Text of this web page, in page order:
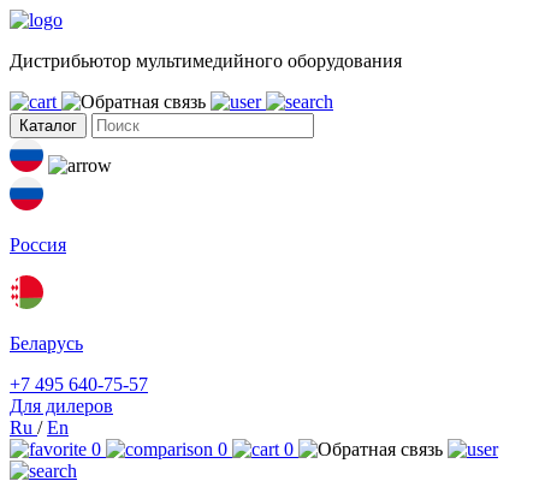
Дистрибьютор мультимедийного оборудования
Каталог
Россия
Беларусь
+7 495 640-75-57
Для дилеров
Ru /En
0
0 0